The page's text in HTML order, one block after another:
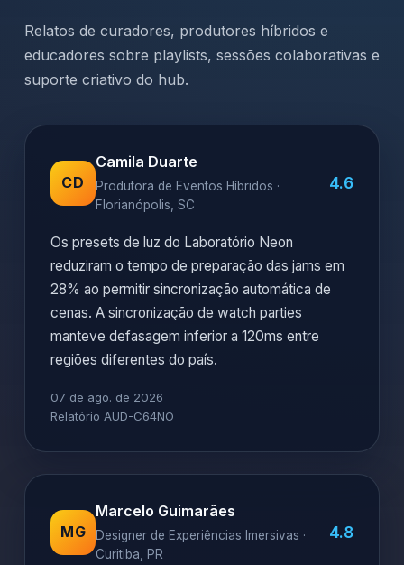
Relatos de curadores, produtores híbridos e
educadores sobre playlists, sessões colaborativas e
suporte criativo do hub.
CD
Camila Duarte
Produtora de Eventos Híbridos ·
Florianópolis, SC
4.6
Os presets de luz do Laboratório Neon
reduziram o tempo de preparação das jams em
28% ao permitir sincronização automática de
cenas. A sincronização de watch parties
manteve defasagem inferior a 120ms entre
regiões diferentes do país.
07 de ago. de 2026
Relatório AUD-C64NO
MG
Marcelo Guimarães
Designer de Experiências Imersivas ·
Curitiba, PR
4.8